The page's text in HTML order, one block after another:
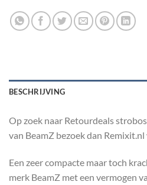
BESCHRIJVING
Op zoek naar Retourdeals
van BeamZ bezoek dan
Een zeer compacte maar toch
merk BeamZ met een vermogen